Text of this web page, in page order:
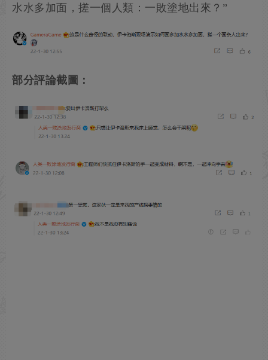
水水多加面，搓一個人類：一敗塗地出來？”
部分評論截圖：